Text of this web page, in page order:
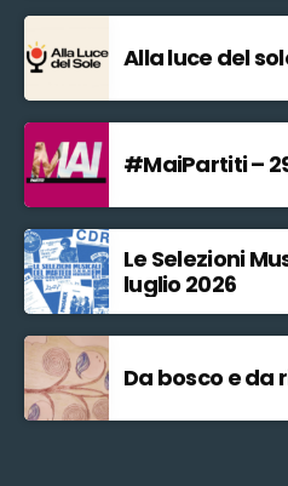
Alla luce del
#MaiPartiti –
Le Selezioni
luglio 2026
Da bosco e da